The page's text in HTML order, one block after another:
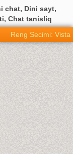
chat, Dini sayt,
Chat tanisliq
Reng Secimi: Vista